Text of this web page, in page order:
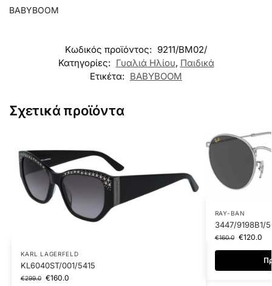
BABYBOOM
Κωδικός προϊόντος: 9211/BM02/
Κατηγορίες: Γυαλιά Ηλίου, Παιδικά
Ετικέτα: BABYBOOM
Σχετικά προϊόντα
KARL LAGERFELD
KL6040ST/001/5415
€299.0 €160.0
RAY-BAN
3447/9198B1/
€160.0 €120.0